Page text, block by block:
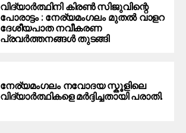
വിദ്യാർത്ഥിനി കിരൺ സിജുവിന്റെ
പോരാട്ടം : നേര്യമംഗലം മുതൽ വാളറ
ദേശീയപാത നവീകരണ
പ്രവർത്തനങ്ങൾ തുടങ്ങി
നേര്യമംഗലം നവോദയ സ്കൂളിലെ
വിദ്യാർത്ഥികളെ മർദ്ദിച്ചതായി പരാതി.